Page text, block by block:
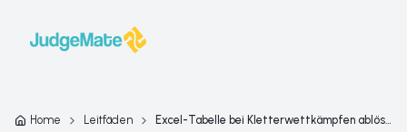
Home Leitfäden Excel-Tabelle bei Kletterwettkämpfen ablösen